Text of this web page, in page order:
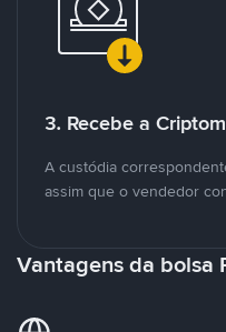
3. Recebe a
A custódia
assim que o vendedor
Vantagens da bolsa